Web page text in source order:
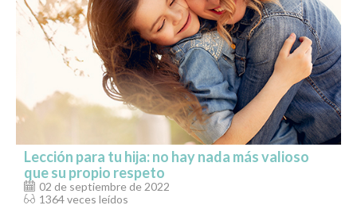
Lección para tu hija: no hay nada más valioso
que su propio respeto
02 de septiembre de 2022
1364 veces leídos